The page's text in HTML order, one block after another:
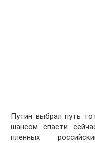
Путин выбрал путь
шансом спасти
пленных